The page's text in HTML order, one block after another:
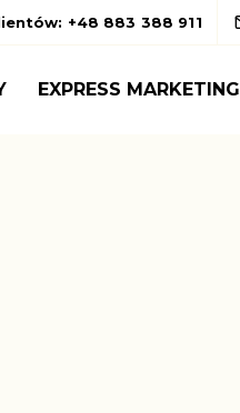
+48 883 388 911
EXPRESS MARKETING